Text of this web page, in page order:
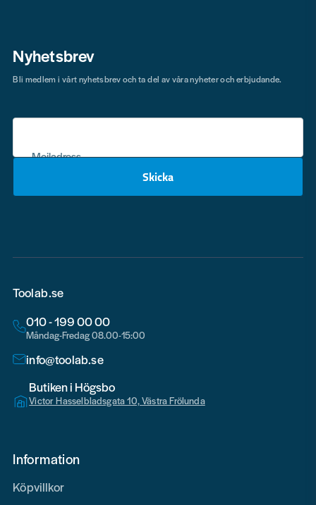
Nyhetsbrev
Mejladress
Skicka
Bli medlem i vårt nyhetsbrev och ta del av våra nyheter och erbjudande.
Toolab.se
010 - 199 00 00
Måndag-Fredag 08.00-15:00
info@toolab.se
Butiken i Högsbo
Victor Hasselbladsgata 10, Västra Frölunda
Information
Köpvillkor